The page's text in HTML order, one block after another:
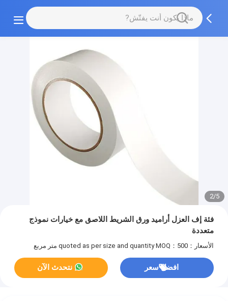
2/5
فئة إف العزل أراميد ورق الشريط اللاصق مع خيارات نموذج
متعددة
الأسعار：quoted as per size and quantity MOQ：500 متر مربع
افضل سعر نتحدث الآن